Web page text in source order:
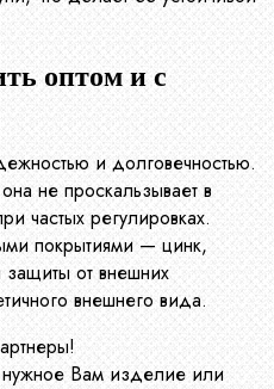
оптом и с
и долговечностью.
не проскальзывает в
частых регулировках.
покрытиями — цинк,
от внешних
внешнего вида.
Вам изделие или